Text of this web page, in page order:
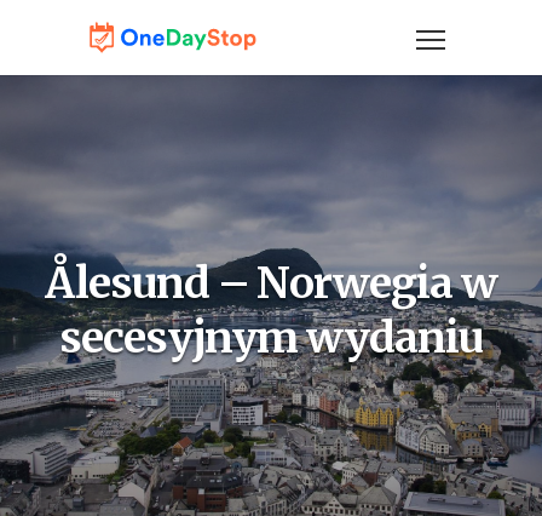
Ålesund – Norwegia w
secesyjnym wydaniu